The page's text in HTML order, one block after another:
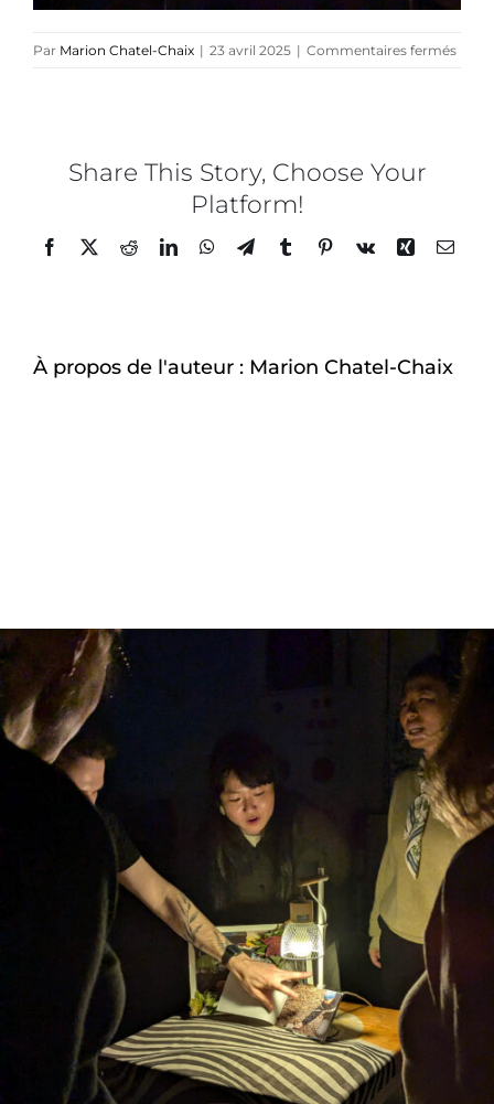
Par Marion Chatel-Chaix | 23 avril 2025 | Commentaires ferméssur
Share This Story, Choose Your
Platform!
Facebook
TwitterRedditLinkedInWhatsApp
TelegramTumblrPinterest
Vk Xing Email
À propos de l'auteur : Marion Chatel-Chaix